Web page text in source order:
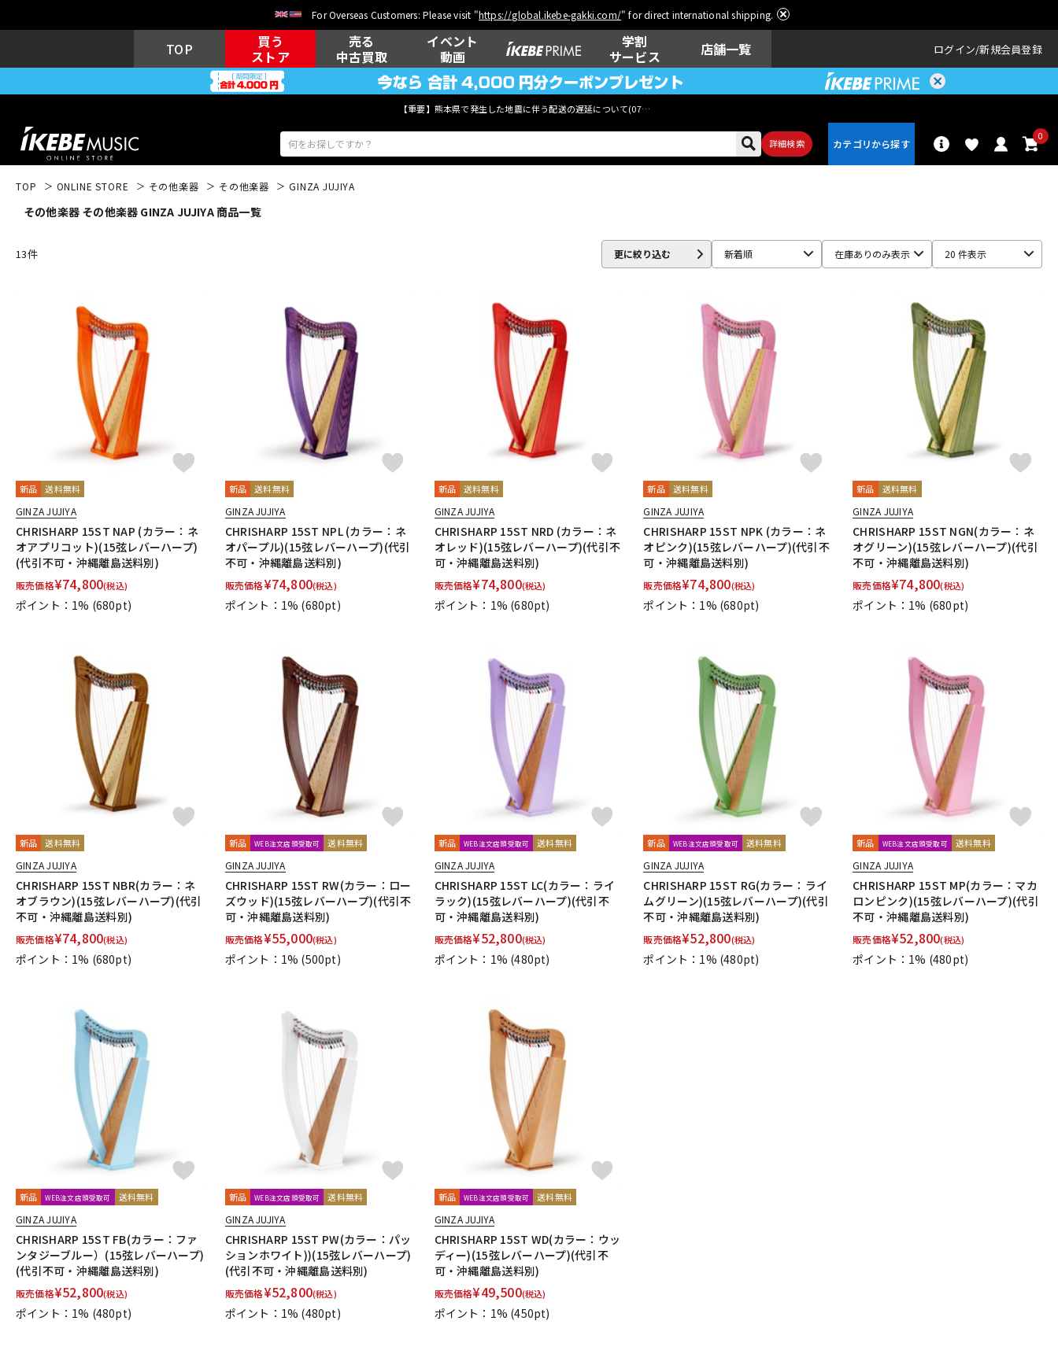
For Overseas Customers: Please visit "https://global.ikebe-gakki.com/" for direct international shipping.
TOP
買う
ストア
売る
中古買取
イベント
動画
学割
サービス
店舗一覧 ログイン 新規会員登録
【重要】熊本県で発生した地震に伴う配送の遅延について(07月29日
詳細検索
0
エフェクター
DJ機器 DTM DTM オンラ 配信/ライブ
機器
楽器アクセサ
リ
中古 ヴィンテージ
TOP ONLINE STORE その他楽器 その他楽器 GINZA JUJIYA
その他楽器 その他楽器 GINZA JUJIYA 商品一覧
13件 更に絞り込む 新着順 在庫ありのみ表示 20 件表示
新品 送料無料
GINZA JUJIYA
CHRISHARP 15ST NAP (カラー：ネ
オアプリコット)(15弦レバーハープ)
(代引不可・沖縄離島送料別)
販売価格¥74,800(税込)
ポイント：1% (680pt)
新品 送料無料
GINZA JUJIYA
CHRISHARP 15ST NPL (カラー：ネ
オパープル)(15弦レバーハープ)(代引
不可・沖縄離島送料別)
販売価格¥74,800(税込)
ポイント：1% (680pt)
新品 送料無料
GINZA JUJIYA
CHRISHARP 15ST NRD (カラー：ネ
オレッド)(15弦レバーハープ)(代引不
可・沖縄離島送料別)
販売価格¥74,800(税込)
ポイント：1% (680pt)
新品 送料無料
GINZA JUJIYA
CHRISHARP 15ST NPK (カラー：ネ
オピンク)(15弦レバーハープ)(代引不
可・沖縄離島送料別)
販売価格¥74,800(税込)
ポイント：1% (680pt)
新品 送料無料
GINZA JUJIYA
CHRISHARP 15ST NGN(カラー：ネ
オグリーン)(15弦レバーハープ)(代引
不可・沖縄離島送料別)
販売価格¥74,800(税込)
ポイント：1% (680pt)
新品 送料無料
GINZA JUJIYA
CHRISHARP 15ST NBR(カラー：ネ
オブラウン)(15弦レバーハープ)(代引
不可・沖縄離島送料別)
販売価格¥74,800(税込)
ポイント：1% (680pt)
新品 WEB注文店頭受取可 送料無料
GINZA JUJIYA
CHRISHARP 15ST RW(カラー：ロー
ズウッド)(15弦レバーハープ)(代引不
可・沖縄離島送料別)
販売価格¥55,000(税込)
ポイント：1% (500pt)
新品 WEB注文店頭受取可 送料無料
GINZA JUJIYA
CHRISHARP 15ST LC(カラー：ライ
ラック)(15弦レバーハープ)(代引不
可・沖縄離島送料別)
販売価格¥52,800(税込)
ポイント：1% (480pt)
新品 WEB注文店頭受取可 送料無料
GINZA JUJIYA
CHRISHARP 15ST RG(カラー：ライ
ムグリーン)(15弦レバーハープ)(代引
不可・沖縄離島送料別)
販売価格¥52,800(税込)
ポイント：1% (480pt)
新品 WEB注文店頭受取可 送料無料
GINZA JUJIYA
CHRISHARP 15ST MP(カラー：マカ
ロンピンク)(15弦レバーハープ)(代引
不可・沖縄離島送料別)
販売価格¥52,800(税込)
ポイント：1% (480pt)
新品 WEB注文店頭受取可 送料無料
GINZA JUJIYA
CHRISHARP 15ST FB(カラー：ファ
ンタジーブルー）(15弦レバーハープ)
(代引不可・沖縄離島送料別)
販売価格¥52,800(税込)
ポイント：1% (480pt)
新品 WEB注文店頭受取可 送料無料
GINZA JUJIYA
CHRISHARP 15ST PW(カラー：パッ
ションホワイト))(15弦レバーハープ)
(代引不可・沖縄離島送料別)
販売価格¥52,800(税込)
ポイント：1% (480pt)
新品 WEB注文店頭受取可 送料無料
GINZA JUJIYA
CHRISHARP 15ST WD(カラー：ウッ
ディー)(15弦レバーハープ)(代引不
可・沖縄離島送料別)
販売価格¥49,500(税込)
ポイント：1% (450pt)